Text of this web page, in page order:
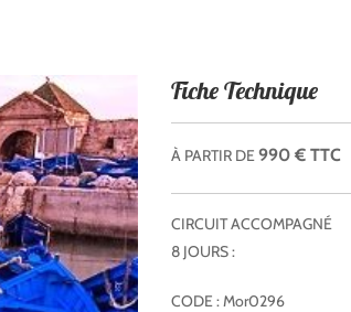
Fiche Technique
À PARTIR DE990 € TTC
CIRCUIT ACCOMPAGNÉ
8 JOURS :
CODE : Mor0296